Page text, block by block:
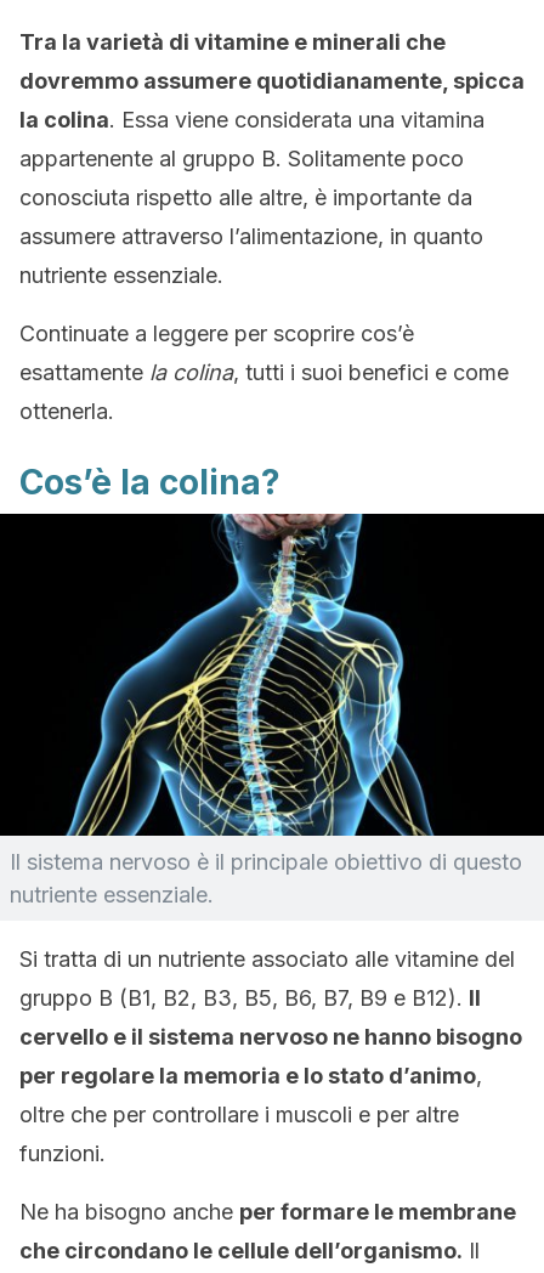
Tra la varietà di vitamine e minerali che
dovremmo assumere quotidianamente, spicca
la colina. Essa viene considerata una vitamina
appartenente al gruppo B. Solitamente poco
conosciuta rispetto alle altre, è importante da
assumere attraverso l’alimentazione, in quanto
nutriente essenziale.
Continuate a leggere per scoprire cos’è
esattamente la colina, tutti i suoi benefici e come
ottenerla.
Cos’è la colina?
Il sistema nervoso è il principale obiettivo di questo
nutriente essenziale.
Si tratta di un nutriente associato alle vitamine del
gruppo B (B1, B2, B3, B5, B6, B7, B9 e B12). Il
cervello e il sistema nervoso ne hanno bisogno
per regolare la memoria e lo stato d’animo,
oltre che per controllare i muscoli e per altre
funzioni.
Ne ha bisogno anche per formare le membrane
che circondano le cellule dell’organismo. Il